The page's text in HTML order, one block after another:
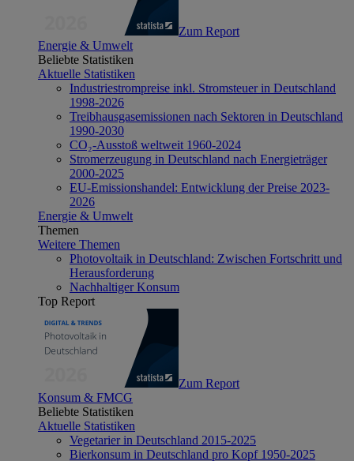
Zum Report
Energie & Umwelt
Beliebte Statistiken
Aktuelle Statistiken
Industriestrompreise inkl. Stromsteuer in Deutschland
1998-2026
Treibhausgasemissionen nach Sektoren in Deutschland
1990-2030
CO₂-Ausstoß weltweit 1960-2024
Stromerzeugung in Deutschland nach Energieträger
2000-2025
EU-Emissionshandel: Entwicklung der Preise 2023-
2026
Energie & Umwelt
Themen
Weitere Themen
Photovoltaik in Deutschland: Zwischen Fortschritt und
Herausforderung
Nachhaltiger Konsum
Top Report
Zum Report
Konsum & FMCG
Beliebte Statistiken
Aktuelle Statistiken
Vegetarier in Deutschland 2015-2025
Bierkonsum in Deutschland pro Kopf 1950-2025